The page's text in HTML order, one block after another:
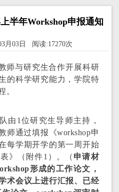
半年Workshop申报通知
月03日 阅读:17270次
师与研究生合作开展科研
的科学研究能力，学院特
。
由1位研究生导师主持，
师通过填报《workshop申
每学期开学的第一周开始
》（附件1）。（ 申请材
形成的工作论文，
术会议上进行汇报、已经